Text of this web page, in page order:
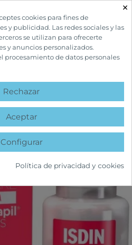
favorite
×
cookies para fines de
y publicidad. Las redes sociales y las
se utilizan para ofrecerte
y anuncios personalizados.
procesamiento de datos personales
Rechazar
Aceptar
Configurar
Política de privacidad y cookies